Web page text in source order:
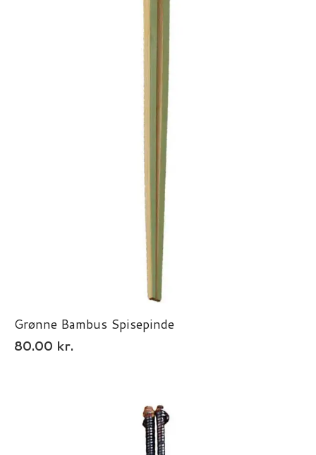
Grønne Bambus Spisepinde
80.00 kr.